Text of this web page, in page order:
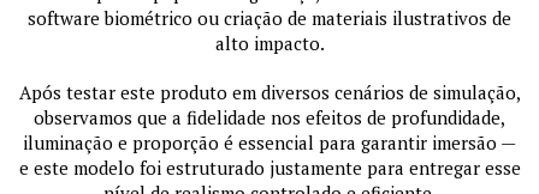
software biométrico ou criação de materiais ilustrativos de
alto impacto.
Após testar este produto em diversos cenários de simulação,
observamos que a fidelidade nos efeitos de profundidade,
iluminação e proporção é essencial para garantir imersão —
e este modelo foi estruturado justamente para entregar esse